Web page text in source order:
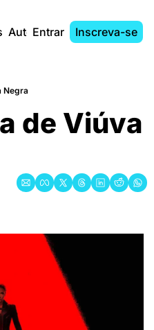
AutoresEntrar Inscreva-se
Negra
de Viúva